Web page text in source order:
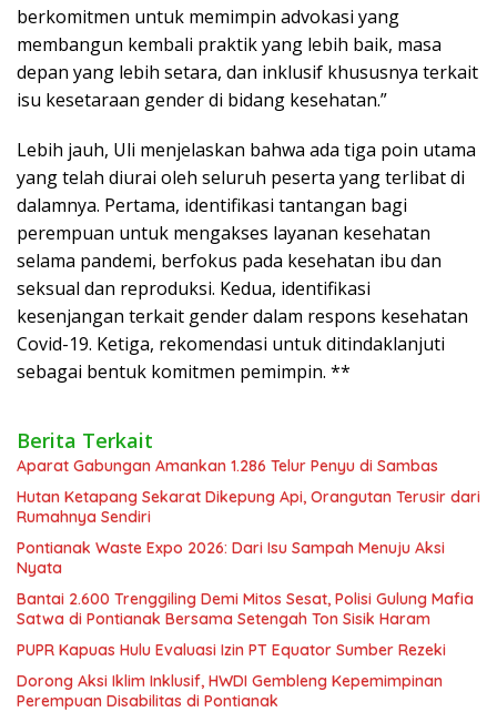
berkomitmen untuk memimpin advokasi yang
membangun kembali praktik yang lebih baik, masa
depan yang lebih setara, dan inklusif khususnya terkait
isu kesetaraan gender di bidang kesehatan.”
Lebih jauh, Uli menjelaskan bahwa ada tiga poin utama
yang telah diurai oleh seluruh peserta yang terlibat di
dalamnya. Pertama, identifikasi tantangan bagi
perempuan untuk mengakses layanan kesehatan
selama pandemi, berfokus pada kesehatan ibu dan
seksual dan reproduksi. Kedua, identifikasi
kesenjangan terkait gender dalam respons kesehatan
Covid-19. Ketiga, rekomendasi untuk ditindaklanjuti
sebagai bentuk komitmen pemimpin. **
Berita Terkait
Aparat Gabungan Amankan 1.286 Telur Penyu di Sambas
Hutan Ketapang Sekarat Dikepung Api, Orangutan Terusir dari
Rumahnya Sendiri
Pontianak Waste Expo 2026: Dari Isu Sampah Menuju Aksi
Nyata
Bantai 2.600 Trenggiling Demi Mitos Sesat, Polisi Gulung Mafia
Satwa di Pontianak Bersama Setengah Ton Sisik Haram
PUPR Kapuas Hulu Evaluasi Izin PT Equator Sumber Rezeki
Dorong Aksi Iklim Inklusif, HWDI Gembleng Kepemimpinan
Perempuan Disabilitas di Pontianak